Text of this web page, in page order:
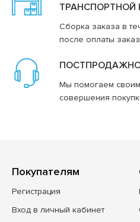
ТРАНСПОРТНОЙ
Сборка заказа в
после оплаты
Мы помогаем
совершения
Покупателям
Регистрация
Вход в личный кабинет